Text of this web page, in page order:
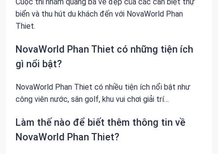
biển và thu hút du khách đến với NovaWorld Phan
Thiet.
NovaWorld Phan Thiet có những tiện ích
gì nổi bật?
NovaWorld Phan Thiet có nhiều tiện ích nổi bật như
công viên nước, sân golf, khu vui chơi giải trí…
Làm thế nào để biết thêm thông tin về
NovaWorld Phan Thiet?